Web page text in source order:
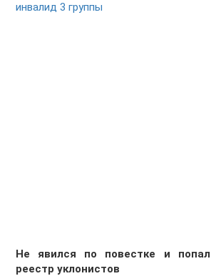
инвалид 3 группы
Не явился по повестке и
реестр уклонистов